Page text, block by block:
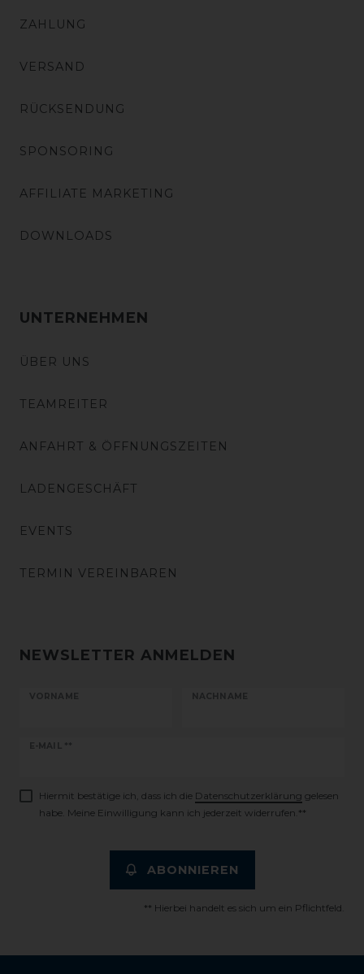
ZAHLUNG
VERSAND
RÜCKSENDUNG
SPONSORING
AFFILIATE MARKETING
DOWNLOADS
UNTERNEHMEN
ÜBER UNS
TEAMREITER
ANFAHRT & ÖFFNUNGSZEITEN
LADENGESCHÄFT
EVENTS
TERMIN VEREINBAREN
NEWSLETTER ANMELDEN
VORNAME NACHNAME
E-MAIL **
Newsletter
Hiermit bestätige ich, dass ich die Daten­schutz­erklärung gelesen
habe. Meine Einwilligung kann ich jederzeit widerrufen.**
ABONNIEREN
** Hierbei handelt es sich um ein Pflichtfeld.